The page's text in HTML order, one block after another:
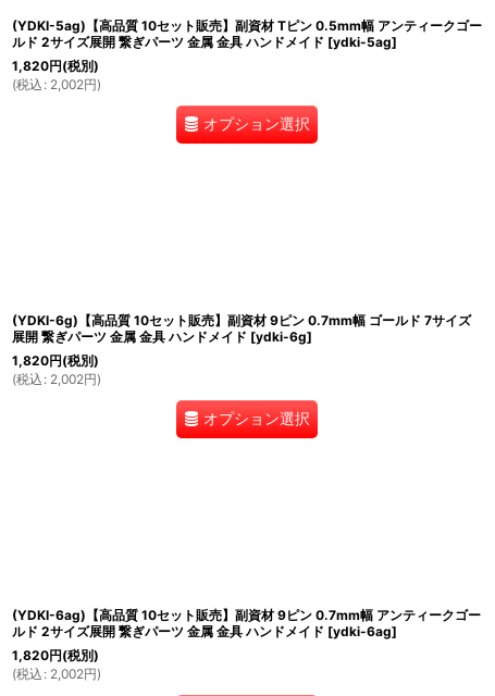
(YDKI-5ag)【高品質 10セット販売】副資材 Tピン 0.5mm幅 アンティークゴー
ルド 2サイズ展開 繋ぎパーツ 金属 金具 ハンドメイド [ydki-5ag]
1,820円(税別)
(税込 : 2,002円)
オプション選択
(YDKI-6g)【高品質 10セット販売】副資材 9ピン 0.7mm幅 ゴールド 7サイズ
展開 繋ぎパーツ 金属 金具 ハンドメイド [ydki-6g]
1,820円(税別)
(税込 : 2,002円)
オプション選択
(YDKI-6ag)【高品質 10セット販売】副資材 9ピン 0.7mm幅 アンティークゴー
ルド 2サイズ展開 繋ぎパーツ 金属 金具 ハンドメイド [ydki-6ag]
1,820円(税別)
(税込 : 2,002円)